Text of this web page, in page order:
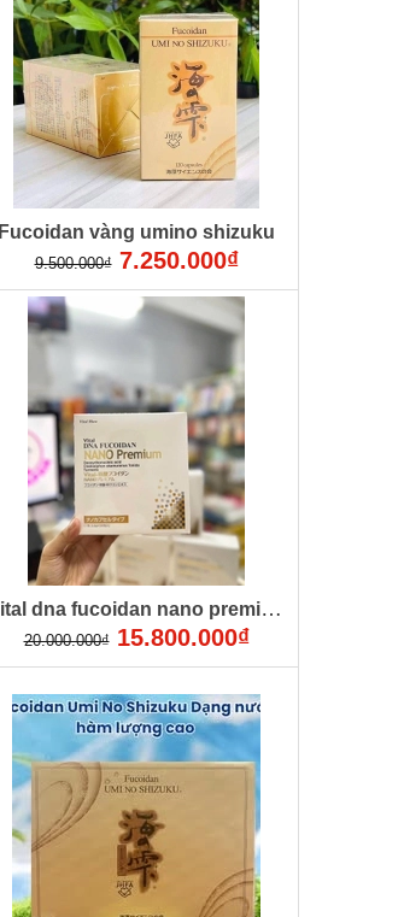
Fucoidan vàng umino shizuku
9.500.000₫ 7.250.000₫
Vital dna fucoidan nano premium cao cấp nhật bản - phòng chống và hỗ trợ điều trị ung thư
20.000.000₫ 15.800.000₫